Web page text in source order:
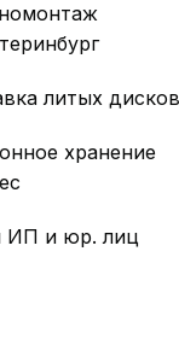
литых дисков
хранение
ИП и юр. лиц